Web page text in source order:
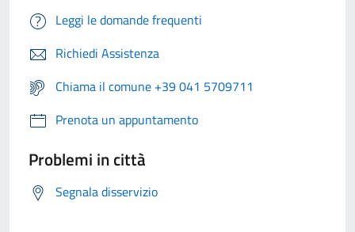
Leggi le domande frequenti
Richiedi Assistenza
Chiama il comune +39 041 5709711
Prenota un appuntamento
Problemi in città
Segnala disservizio